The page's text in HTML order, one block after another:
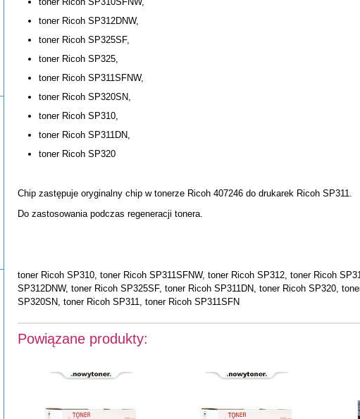
toner Ricoh SP312DNW,
toner Ricoh SP325SF,
toner Ricoh SP325,
toner Ricoh SP311SFNW,
toner Ricoh SP320SN,
toner Ricoh SP310,
toner Ricoh SP311DN,
toner Ricoh SP320
Chip zastępuje oryginalny chip w tonerze Ricoh 407246 do drukarek Ricoh SP311.
Do zastosowania podczas regeneracji tonera.
toner Ricoh SP310, toner Ricoh SP311SFNW, toner Ricoh SP312, toner Ricoh
SP312DNW, toner Ricoh SP325SF, toner Ricoh SP311DN, toner Ricoh SP320,
SP320SN, toner Ricoh SP311, toner Ricoh SP311SFN
Powiązane produkty: